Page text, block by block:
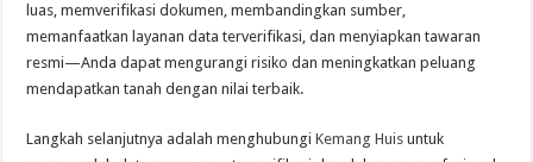
luas, memverifikasi dokumen, membandingkan sumber,
memanfaatkan layanan data terverifikasi, dan menyiapkan tawaran
resmi—Anda dapat mengurangi risiko dan meningkatkan peluang
mendapatkan tanah dengan nilai terbaik.
Langkah selanjutnya adalah menghubungiKemang Huis untuk